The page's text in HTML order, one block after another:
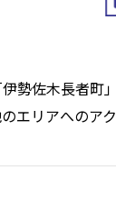
勢佐木長者町
エリアへのアク